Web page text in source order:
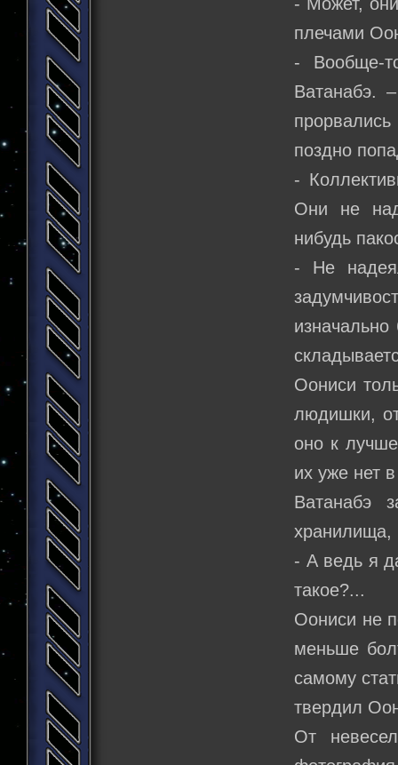
плечами
- Вообще-
Ватанабэ.
поздно
-
Они не
нибудь
- Не
Оониси
людишки,
оно к
их уже нет
Ватанабэ
хранилища,
- А ведь я
такое?...
Оониси не
меньше
самому
твердил
От